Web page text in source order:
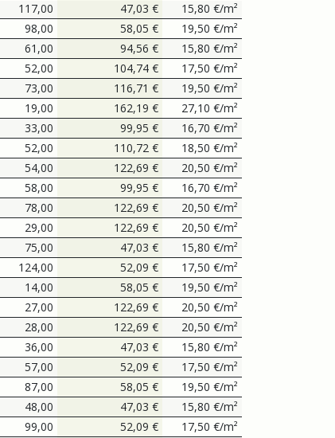
117,00 47,03 € 15,80 €/m²
98,00 58,05 € 19,50 €/m²
61,00 94,56 € 15,80 €/m²
52,00 104,74 € 17,50 €/m²
73,00 116,71 € 19,50 €/m²
19,00 162,19 € 27,10 €/m²
33,00 99,95 € 16,70 €/m²
52,00 110,72 € 18,50 €/m²
54,00 122,69 € 20,50 €/m²
58,00 99,95 € 16,70 €/m²
78,00 122,69 € 20,50 €/m²
29,00 122,69 € 20,50 €/m²
75,00 47,03 € 15,80 €/m²
124,00 52,09 € 17,50 €/m²
14,00 58,05 € 19,50 €/m²
27,00 122,69 € 20,50 €/m²
28,00 122,69 € 20,50 €/m²
36,00 47,03 € 15,80 €/m²
57,00 52,09 € 17,50 €/m²
87,00 58,05 € 19,50 €/m²
48,00 47,03 € 15,80 €/m²
99,00 52,09 € 17,50 €/m²